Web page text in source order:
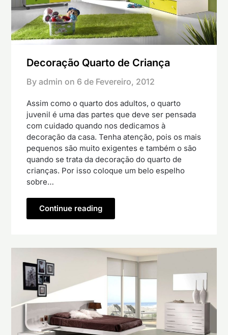
Decoração Quarto de Criança
By admin on 6 de Fevereiro, 2012
Assim como o quarto dos adultos, o quarto
juvenil é uma das partes que deve ser pensada
com cuidado quando nos dedicamos à
decoração da casa. Tenha atenção, pois os mais
pequenos são muito exigentes e também o são
quando se trata da decoração do quarto de
crianças. Por isso coloque um belo espelho
sobre…
Continue reading